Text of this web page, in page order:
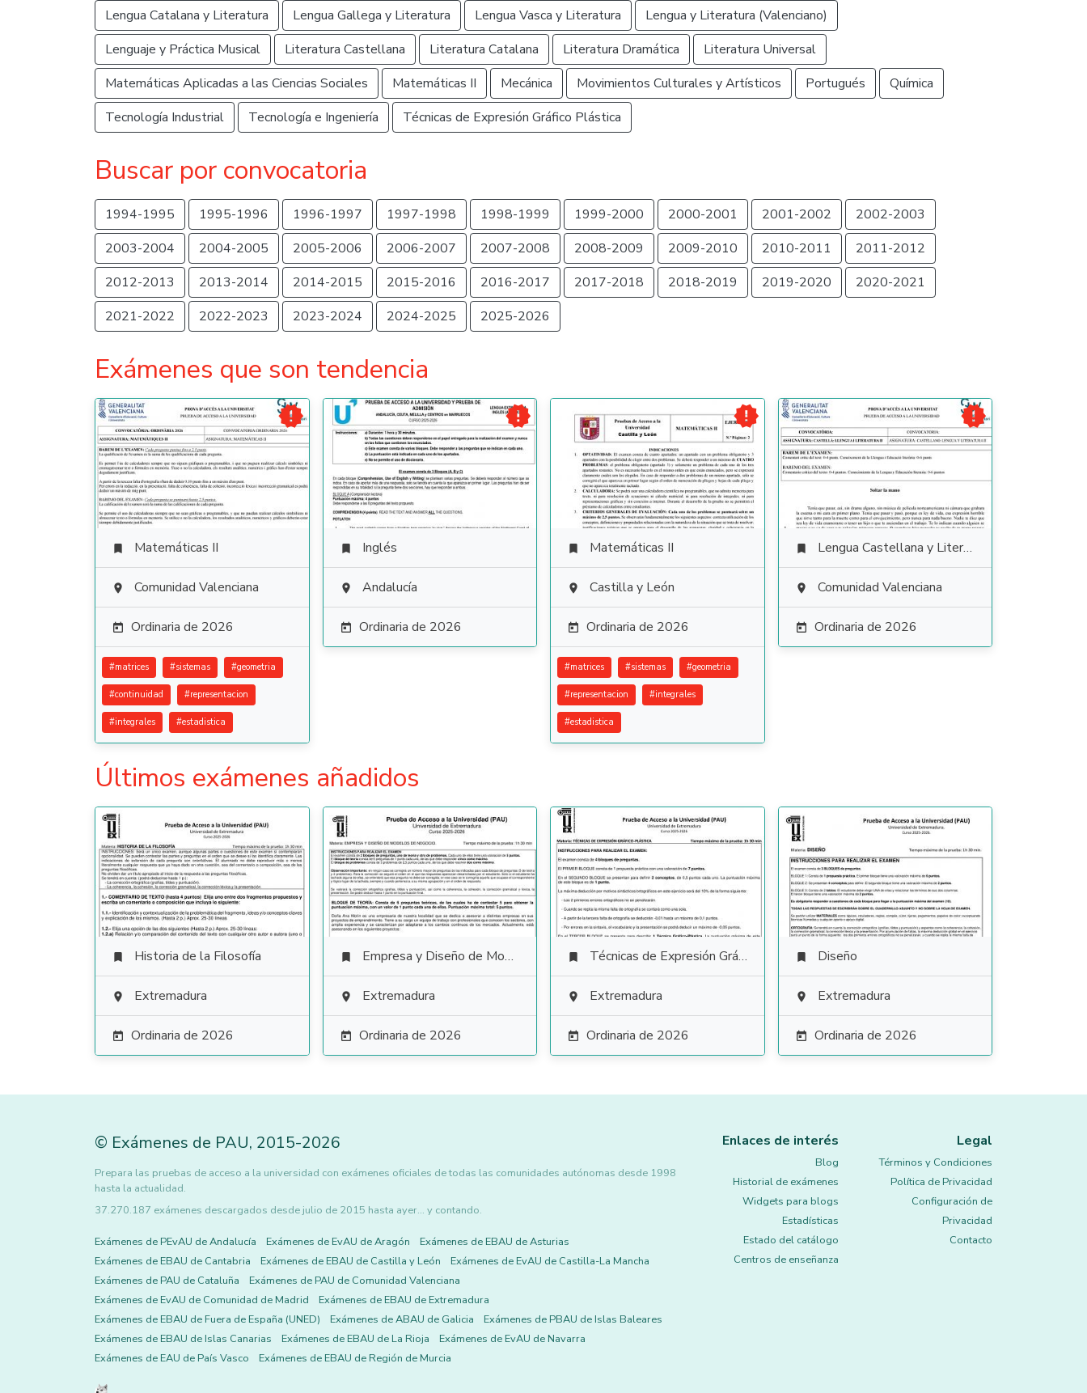
Lengua Catalana y Literatura
Lengua Gallega y Literatura Lengua Vasca y Literatura
Lengua y Literatura (Valenciano)
Lenguaje y Práctica Musical
Literatura Castellana Literatura Catalana Literatura Dramática
Literatura Universal
Matemáticas Aplicadas a las Ciencias Sociales
Matemáticas II Mecánica Movimientos Culturales y Artísticos Portugués
Química
Tecnología Industrial
Tecnología e Ingeniería Técnicas de Expresión Gráfico Plástica
Buscar por convocatoria
1994-1995 1995-1996 1996-1997 1997-1998 1998-1999 1999-2000 2000-2001 2001-2002
2002-2003
2003-2004
2004-2005 2005-2006 2006-2007 2007-2008 2008-2009 2009-2010 2010-2011
2011-2012
2012-2013
2013-2014 2014-2015 2015-2016 2016-2017 2017-2018 2018-2019 2019-2020
2020-2021
2021-2022
2022-2023 2023-2024 2024-2025 2025-2026
Exámenes que son tendencia

 Matemáticas II
 Comunidad Valenciana
 Ordinaria de 2026
#matrices #sistemas #geometria
#continuidad #representacion
#integrales #estadistica

 Inglés
 Andalucía
 Ordinaria de 2026

 Matemáticas II
 Castilla y León
 Ordinaria de 2026
#matrices #sistemas #geometria
#representacion #integrales
#estadistica

 Lengua Castellana y Literatura
 Comunidad Valenciana
 Ordinaria de 2026
Últimos exámenes añadidos
 Historia de la Filosofía
 Extremadura
 Ordinaria de 2026
 Empresa y Diseño de Modelos de Negocio
 Extremadura
 Ordinaria de 2026
 Técnicas de Expresión Gráfico Plástica
 Extremadura
 Ordinaria de 2026
 Diseño
 Extremadura
 Ordinaria de 2026
© Exámenes de PAU, 2015-2026
Prepara las pruebas de acceso a la universidad con exámenes oficiales de todas las comunidades autónomas desde 1998
hasta la actualidad.
37.270.187 exámenes descargados desde julio de 2015 hasta ayer... y contando.
Exámenes de PEvAU de Andalucía Exámenes de EvAU de Aragón
Exámenes de EBAU de Asturias
Exámenes de EBAU de Cantabria
Exámenes de EBAU de Castilla y León
Exámenes de EvAU de Castilla-La Mancha
Exámenes de PAU de Cataluña
Exámenes de PAU de Comunidad Valenciana
Exámenes de EvAU de Comunidad de Madrid
Exámenes de EBAU de Extremadura
Exámenes de EBAU de Fuera de España (UNED)
Exámenes de ABAU de Galicia
Exámenes de PBAU de Islas Baleares
Exámenes de EBAU de Islas Canarias
Exámenes de EBAU de La Rioja
Exámenes de EvAU de Navarra
Exámenes de EAU de País Vasco
Exámenes de EBAU de Región de Murcia
Enlaces de interés
Blog
Historial de exámenes
Widgets para blogs
Estadísticas
Estado del catálogo
Centros de enseñanza
Legal
Términos y Condiciones
Política de Privacidad
Configuración de
Privacidad
Contacto